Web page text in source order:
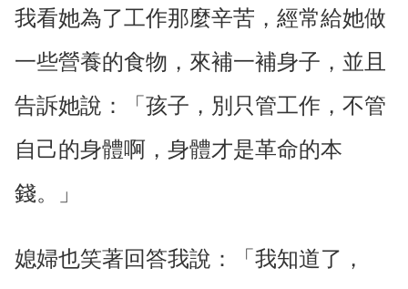
我看她為了工作那麼辛苦，經常給她做
一些營養的食物，來補一補身子，並且
告訴她說：「孩子，別只管工作，不管
自己的身體啊，身體才是革命的本
錢。」
媳婦也笑著回答我說：「我知道了，